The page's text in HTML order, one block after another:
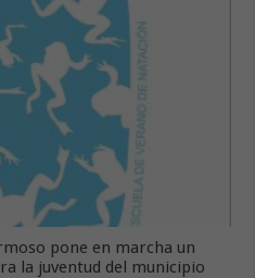
pone en marcha un
la juventud del municipio